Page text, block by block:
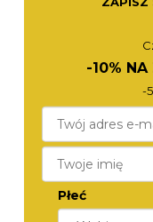
-10% NA
-
Płeć